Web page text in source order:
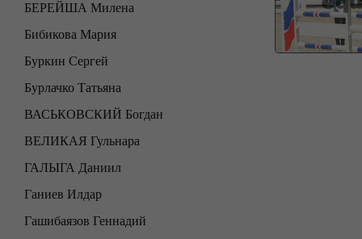
БЕРЕЙША Милена
Бибикова Мария
Буркин Сергей
Бурлачко Татьяна
ВАСЬКОВСКИЙ Богдан
ВЕЛИКАЯ Гульнара
ГАЛЫГА Даниил
Ганиев Илдар
Гашибаязов Геннадий